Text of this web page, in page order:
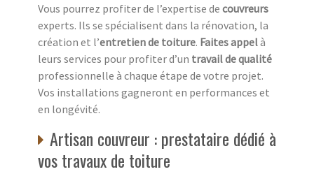
Vous pourrez profiter de l’expertise de couvreurs
experts. Ils se spécialisent dans la rénovation, la
création et l’entretien de toiture. Faites appelà
leurs services pour profiter d’un travail de qualité
professionnelle à chaque étape de votre projet.
Vos installations gagneront en performances et
en longévité.
Artisan couvreur : prestataire dédié à
vos travaux de toiture